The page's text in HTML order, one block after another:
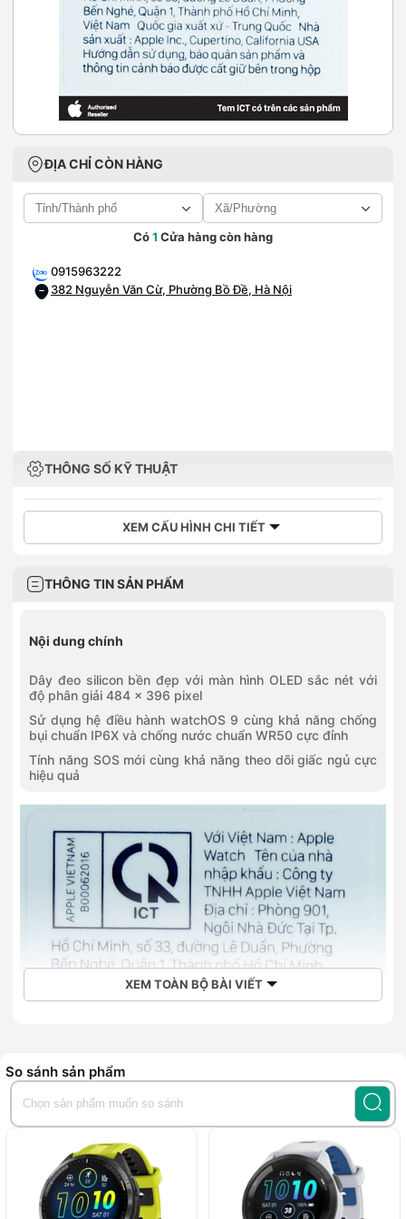
ĐỊA CHỈ CÒN HÀNG
Có1 Cửa hàng còn hàng
0915963222
382 Nguyễn Văn Cừ, Phường Bồ Đề, Hà Nội
THÔNG SỐ KỸ THUẬT
XEM CẤU HÌNH CHI TIẾT
THÔNG TIN SẢN PHẨM
Nội dung chính
Dây đeo silicon bền đẹp với màn hình OLED sắc nét với
độ phân giải 484 x 396 pixel
Sử dụng hệ điều hành watchOS 9 cùng khả năng chống
bụi chuẩn IP6X và chống nước chuẩn WR50 cực đỉnh
Tính năng SOS mới cùng khả năng theo dõi giấc ngủ cực
hiệu quả
Mua Apple Watch Series 8 GPS + Cellular chính hãng giá rẻ
Với những cải tiến vượt bậc trong công nghệ so với phiên
bản tiền nhiệm, Apple Watch Series 8 GPS + Cellular chắc
chắn là một trong những chiếc smartwatch đáng mua nhất
trong năm 2022.
XEM TOÀN BỘ BÀI VIẾT
So sánh sản phẩm